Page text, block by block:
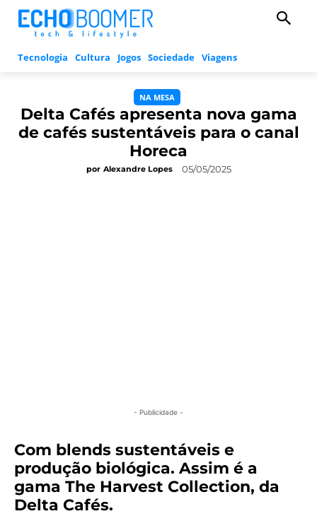
Tecnologia Cultura Jogos Sociedade Viagens
NA MESA
Delta Cafés apresenta nova gama
de cafés sustentáveis para o canal
Horeca
por Alexandre Lopes 05/05/2025
- Publicidade -
Com blends sustentáveis e
produção biológica. Assim é a
gama The Harvest Collection, da
Delta Cafés.